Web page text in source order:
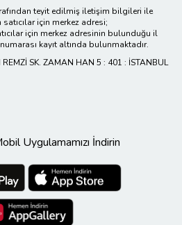
teyit edilmiş iletişim bilgileri ile
için merkez adresi;
için merkez adresinin bulunduğu il
kayıt altında bulunmaktadır.
SK. ZAMAN HAN 5 : 401 : İSTANBUL
Uygulamamızı İndirin